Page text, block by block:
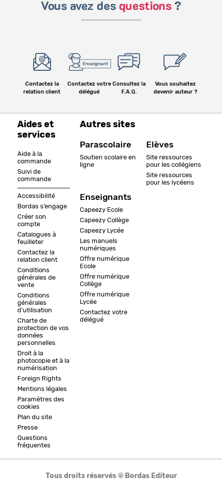
Vous avez des questions ?
Contactez la
relation client
Contactez votre
délégué
Consultez la
F.A.Q.
Vous souhaitez
devenir auteur ?
Aides et
services
Aide à la
commande
Suivi de
commande
Accessibilité
Bordas s’engage
Créer son
compte
Catalogues à
feuilleter
Contactez la
relation client
Conditions
générales de
vente
Conditions
générales
d'utilisation
Charte de
protection de vos
données
personnelles
Droit à la
photocopie et à la
numérisation
Foreign Rights
Mentions légales
Paramètres des
cookies
Plan du site
Presse
Questions
fréquentes
Autres sites
Parascolaire
Soutien scolaire en
ligne
Enseignants
Capeezy Ecole
Capeezy Collège
Capeezy Lycée
Les manuels
numériques
Offre numérique
Ecole
Offre numérique
Collège
Offre numérique
Lycée
Contactez votre
délégué
Elèves
Site ressources
pour les collégiens
Site ressources
pour les lycéens
Tous droits réservés © Bordas Editeur